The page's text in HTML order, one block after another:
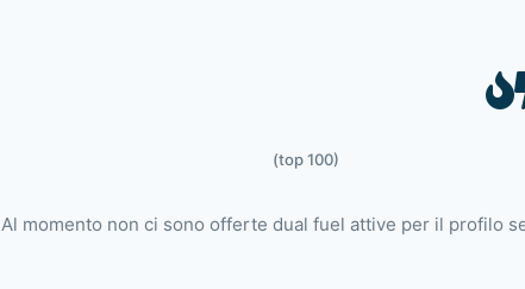
(top 100)
Al momento non ci sono offerte dual fuel attive per il profilo